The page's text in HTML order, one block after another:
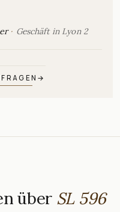
Geschäft in Lyon 2
→
über SL 596